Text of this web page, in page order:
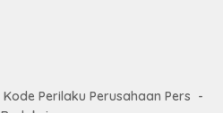
Kode Perilaku Perusahaan Pers